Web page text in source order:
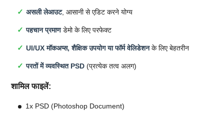
असली लेआउट, आसानी से एडिट करने योग्य
पहचान प्रमाणडेमो के लिए परफेक्ट
UI/UX मॉकअप्स, शैक्षिक उपयोग या फॉर्म वेलिडेशनके लिए बेहतरीन
परतों में व्यवस्थित PSD (प्रत्येक तत्व अलग)
शामिल फाइलें:
1x PSD (Photoshop Document)